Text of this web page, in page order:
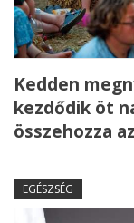
Kedden
kezdődik öt
összehozza
EGÉSZSÉG